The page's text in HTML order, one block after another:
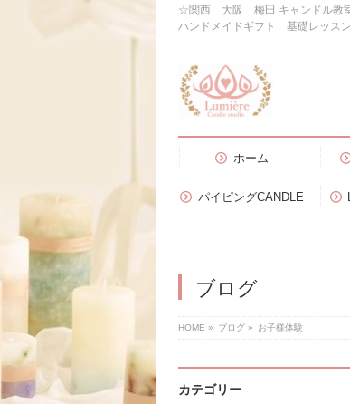
☆関西 大阪 梅田 キャンドル教室
ハンドメイドギフト 基礎レッ
ホーム
パイピングCANDLE
ブログ
HOME » ブログ » お子様体験
カテゴリー